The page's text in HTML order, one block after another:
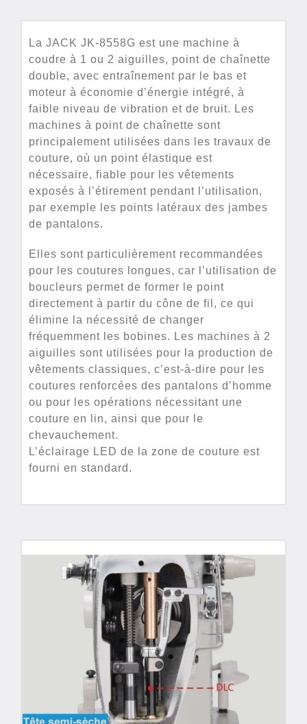
La JACK JK-8558G est une machine à
coudre à 1 ou 2 aiguilles, point de chaînette
double, avec entraînement par le bas et
moteur à économie d’énergie intégré, à
faible niveau de vibration et de bruit. Les
machines à point de chaînette sont
principalement utilisées dans les travaux de
couture, où un point élastique est
nécessaire, fiable pour les vêtements
exposés à l’étirement pendant l’utilisation,
par exemple les points latéraux des jambes
de pantalons.
Elles sont particulièrement recommandées
pour les coutures longues, car l’utilisation de
boucleurs permet de former le point
directement à partir du cône de fil, ce qui
élimine la nécessité de changer
fréquemment les bobines. Les machines à 2
aiguilles sont utilisées pour la production de
vêtements classiques, c’est-à-dire pour les
coutures renforcées des pantalons d’homme
ou pour les opérations nécessitant une
couture en lin, ainsi que pour le
chevauchement.
L’éclairage LED de la zone de couture est
fourni en standard.